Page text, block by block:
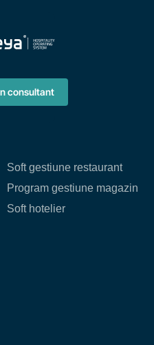
Soft gestiune restaurant
Program gestiune magazin
Soft hotelier
consultant